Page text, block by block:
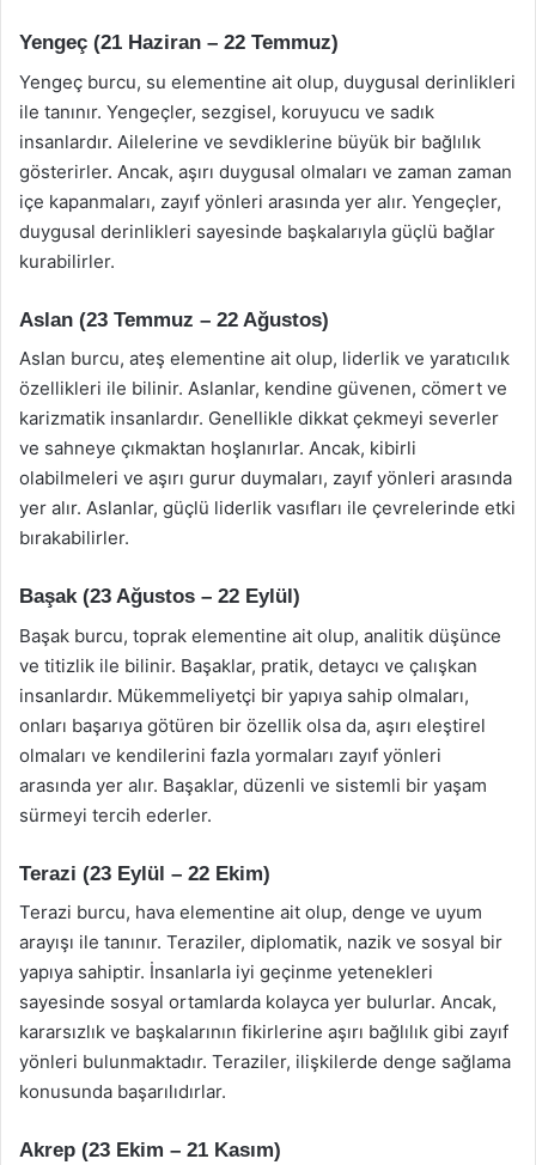
Yengeç (21 Haziran – 22 Temmuz)
Yengeç burcu, su elementine ait olup, duygusal derinlikleri
ile tanınır. Yengeçler, sezgisel, koruyucu ve sadık
insanlardır. Ailelerine ve sevdiklerine büyük bir bağlılık
gösterirler. Ancak, aşırı duygusal olmaları ve zaman zaman
içe kapanmaları, zayıf yönleri arasında yer alır. Yengeçler,
duygusal derinlikleri sayesinde başkalarıyla güçlü bağlar
kurabilirler.
Aslan (23 Temmuz – 22 Ağustos)
Aslan burcu, ateş elementine ait olup, liderlik ve yaratıcılık
özellikleri ile bilinir. Aslanlar, kendine güvenen, cömert ve
karizmatik insanlardır. Genellikle dikkat çekmeyi severler
ve sahneye çıkmaktan hoşlanırlar. Ancak, kibirli
olabilmeleri ve aşırı gurur duymaları, zayıf yönleri arasında
yer alır. Aslanlar, güçlü liderlik vasıfları ile çevrelerinde etki
bırakabilirler.
Başak (23 Ağustos – 22 Eylül)
Başak burcu, toprak elementine ait olup, analitik düşünce
ve titizlik ile bilinir. Başaklar, pratik, detaycı ve çalışkan
insanlardır. Mükemmeliyetçi bir yapıya sahip olmaları,
onları başarıya götüren bir özellik olsa da, aşırı eleştirel
olmaları ve kendilerini fazla yormaları zayıf yönleri
arasında yer alır. Başaklar, düzenli ve sistemli bir yaşam
sürmeyi tercih ederler.
Terazi (23 Eylül – 22 Ekim)
Terazi burcu, hava elementine ait olup, denge ve uyum
arayışı ile tanınır. Teraziler, diplomatik, nazik ve sosyal bir
yapıya sahiptir. İnsanlarla iyi geçinme yetenekleri
sayesinde sosyal ortamlarda kolayca yer bulurlar. Ancak,
kararsızlık ve başkalarının fikirlerine aşırı bağlılık gibi zayıf
yönleri bulunmaktadır. Teraziler, ilişkilerde denge sağlama
konusunda başarılıdırlar.
Akrep (23 Ekim – 21 Kasım)